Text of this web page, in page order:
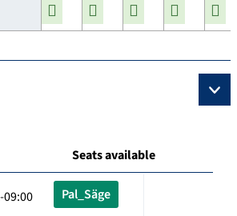
Seats available
Pal_Säge